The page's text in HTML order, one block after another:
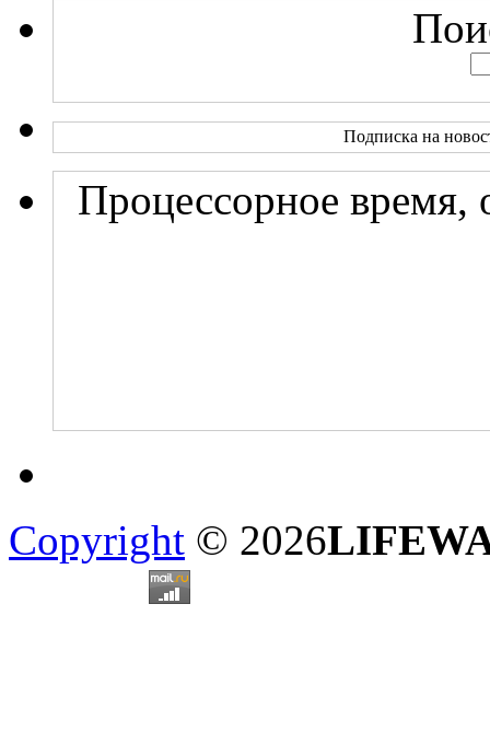
Подписка на
Процессорное время,
Copyright © 2026